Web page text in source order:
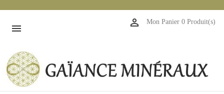

Mon Panier 0 Produit(s)
